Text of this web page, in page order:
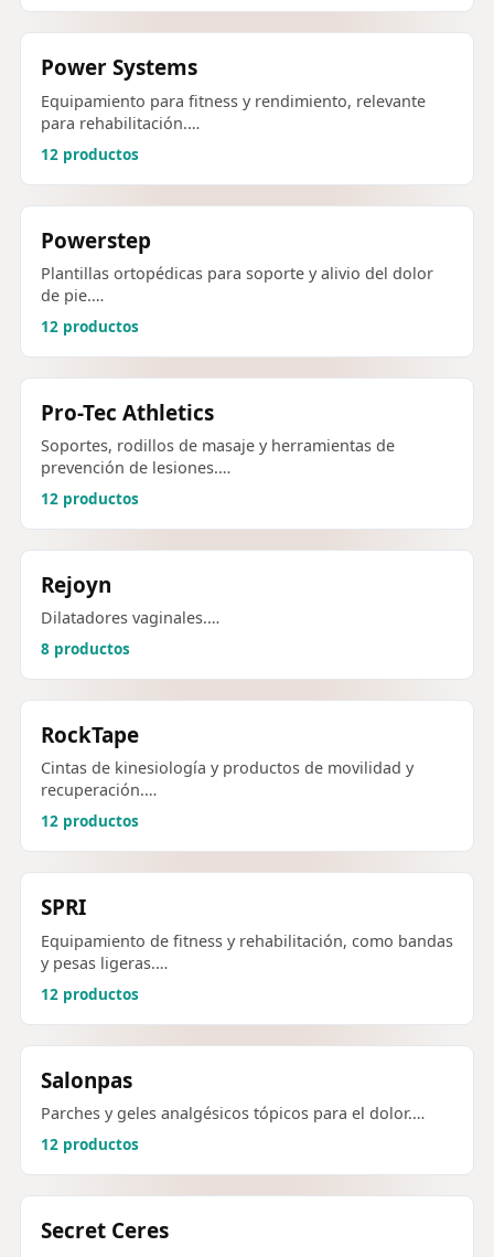
Power Systems
Equipamiento para fitness y rendimiento, relevante
para rehabilitación.…
12 productos
Powerstep
Plantillas ortopédicas para soporte y alivio del dolor
de pie.…
12 productos
Pro-Tec Athletics
Soportes, rodillos de masaje y herramientas de
prevención de lesiones.…
12 productos
Rejoyn
Dilatadores vaginales.…
8 productos
RockTape
Cintas de kinesiología y productos de movilidad y
recuperación.…
12 productos
SPRI
Equipamiento de fitness y rehabilitación, como bandas
y pesas ligeras.…
12 productos
Salonpas
Parches y geles analgésicos tópicos para el dolor.…
12 productos
Secret Ceres